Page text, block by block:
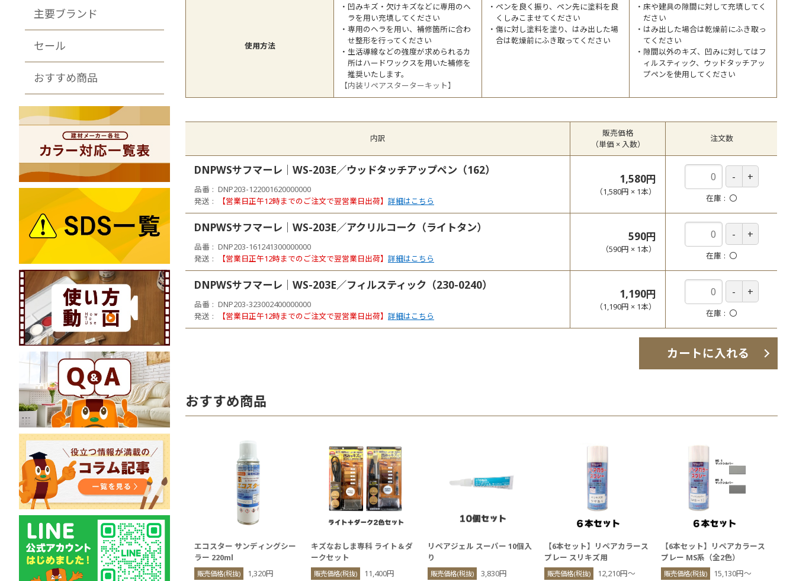
使用方法
凹みキズ・欠けキズなどに専用のヘ
ラを用い充填してください
専用のヘラを用い、補修箇所に合わ
せ整形を行ってください
生活導線などの強度が求められるカ
所はハードワックスを用いた補修を
推奨いたします。
【内装リペアスターターキット】
ペンを良く振り、ペン先に塗料を良
くしみこませてください
傷に対し塗料を塗り、はみ出した場
合は乾燥前にふき取ってください
床や建具の隙間に対して充填してく
ださい
はみ出した場合は乾燥前にふき取っ
てください
隙間以外のキズ、凹みに対してはフ
ィルスティック、ウッドタッチアッ
プペンを使用してください
内訳
販売価格
（単価 × 入数）
注文数
DNPWSサフマーレ｜WS-203E／ウッドタッチアップペン（162）
品番
DNP203-122001620000000
発送
【営業日正午12時までのご注文で翌営業日出荷】 詳細はこちら
1,580円
（1,580円 × 1本）
在庫 〇
DNPWSサフマーレ｜WS-203E／アクリルコーク（ライトタン）
品番
DNP203-161241300000000
発送
【営業日正午12時までのご注文で翌営業日出荷】 詳細はこちら
590円
（590円 × 1本）
在庫 〇
DNPWSサフマーレ｜WS-203E／フィルスティック（230-0240）
品番
DNP203-323002400000000
発送
【営業日正午12時までのご注文で翌営業日出荷】 詳細はこちら
1,190円
（1,190円 × 1本）
在庫 〇
カートに入れる
おすすめ商品
エコスター サンディングシー
ラー 220ml
販売価格(税抜) 1,320円
キズなおしま専科 ライト＆ダ
ークセット
販売価格(税抜) 11,400円
リペアジェル スーパー 10個入
り
販売価格(税抜) 3,830円
【6本セット】リペアカラース
プレー スリキズ用
販売価格(税抜) 12,210円〜
【6本セット】リペアカラース
プレー MS系（全2色）
販売価格(税抜) 15,130円〜
主要ブランド
セール
おすすめ商品